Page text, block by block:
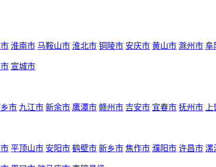
淮南市 马鞍山市 淮北市 铜陵市 安庆市 黄山市 滁州市 阜
宣城市
市 九江市 新余市 鹰潭市 赣州市 吉安市 宜春市 抚州市
平顶山市 安阳市 鹤壁市 新乡市 焦作市 濮阳市 许昌市 漯